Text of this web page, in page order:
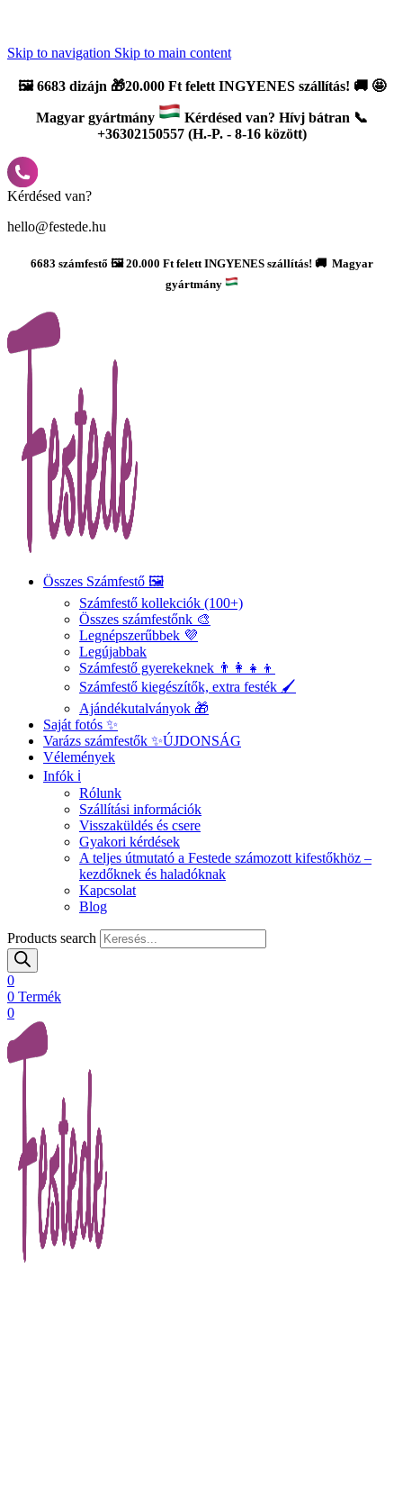
Skip to navigation Skip to main content
🖼️6683 dizájn 🎁20.000 Ft felett INGYENES szállítás! 🚚 🤩
Magyar gyártmány
Kérdésed van? Hívj bátran 📞
+36302150557 (H.-P. - 8-16 között)
Kérdésed van?
hello@festede.hu
6683 számfestő 🖼️ 20.000 Ft felett INGYENES szállítás! 🚚 Magyar
gyártmány
Összes Számfestő 🖼️
Számfestő kollekciók (100+)
Összes számfestőnk 🎨
Legnépszerűbbek 💜
Legújabbak
Számfestő gyerekeknek 👨‍👩‍👧‍👦
Számfestő kiegészítők, extra festék 🖌️
Ajándékutalványok 🎁
Saját fotós ✨
Varázs számfestők ✨ÚJDONSÁG
Vélemények
Infók ℹ️
Rólunk
Szállítási információk
Visszaküldés és csere
Gyakori kérdések
A teljes útmutató a Festede számozott kifestőkhöz –
kezdőknek és haladóknak
Kapcsolat
Blog
Products search
0
0 Termék
0